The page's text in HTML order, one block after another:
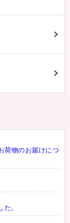
荷物のお届けにつ
。